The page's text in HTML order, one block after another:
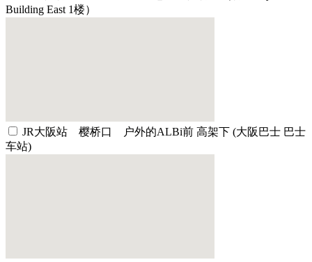
Building East 1楼）
JR大阪站 樱桥口 户外的ALBi前 高架下 (大阪巴士 巴士
车站)